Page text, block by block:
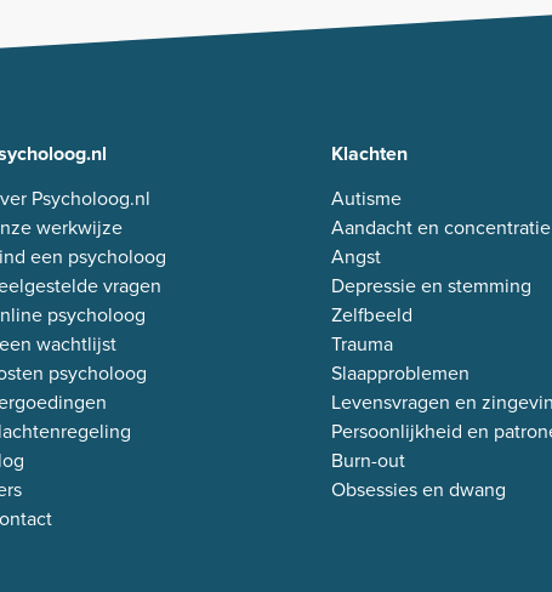
Psycholoog.nl
werkwijze
een psycholoog
vragen
psycholoog
wachtlijst
psycholoog
Klachten
Autisme
Aandacht en concentratie
Angst
Depressie en stemming
Zelfbeeld
Trauma
Slaapproblemen
Levensvragen en
Persoonlijkheid en
Burn-out
Obsessies en dwang